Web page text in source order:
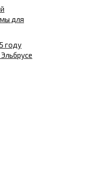
для
году